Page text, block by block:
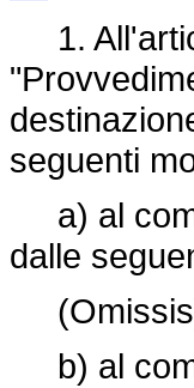
1.
seguenti
a) al
dalle
b) al